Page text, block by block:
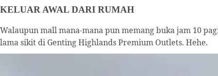
KELUAR AWAL DARI RUMAH
Walaupun mall mana-mana pun memang buka jam 10
lama sikit di Genting Highlands Premium Outlets. Hehe.